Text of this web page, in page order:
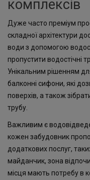
комплексів
Дуже часто преміум
складної архітектури
води з допомогою
пропустити водостічні
Унікальним рішенням
балконні сифони, які
поверхів, а також
трубу.
Важливим є
кожен забудовник
додаткових послуг,
майданчик, зона
місця мають потребу в